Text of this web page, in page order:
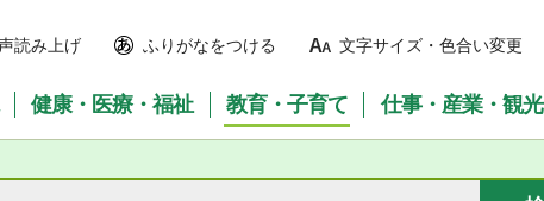
読み上げ ふりがなをつける 文字サイズ・色合い変更
健康・医療・福祉 教育・子育て 仕事・産業・観光